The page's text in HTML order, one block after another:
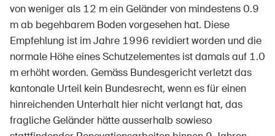
von weniger als 12 m ein Geländer von mindestens 0.9
m ab begehbarem Boden vorgesehen hat. Diese
Empfehlung ist im Jahre 1996 revidiert worden und die
normale Höhe eines Schutzelementes ist damals auf 1.0
m erhöht worden. Gemäss Bundesgericht verletzt das
kantonale Urteil kein Bundesrecht, wenn es für einen
hinreichenden Unterhalt hier nicht verlangt hat, das
fragliche Geländer hätte ausserhalb sowieso